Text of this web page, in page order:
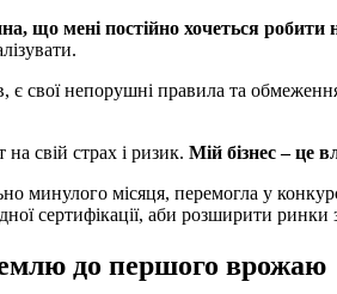
що мені постійно хочеться
свої непорушні правила та
свій страх і ризик. Мій бізнес – це
минулого місяця, перемогла у
сертифікації, аби розширити ринки
до першого врожаю